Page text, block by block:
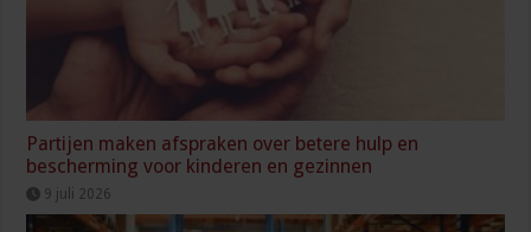
Partijen maken afspraken over betere hulp en
bescherming voor kinderen en gezinnen
9 juli 2026